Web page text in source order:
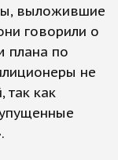
выложившие
говорили о
плана по
не
как